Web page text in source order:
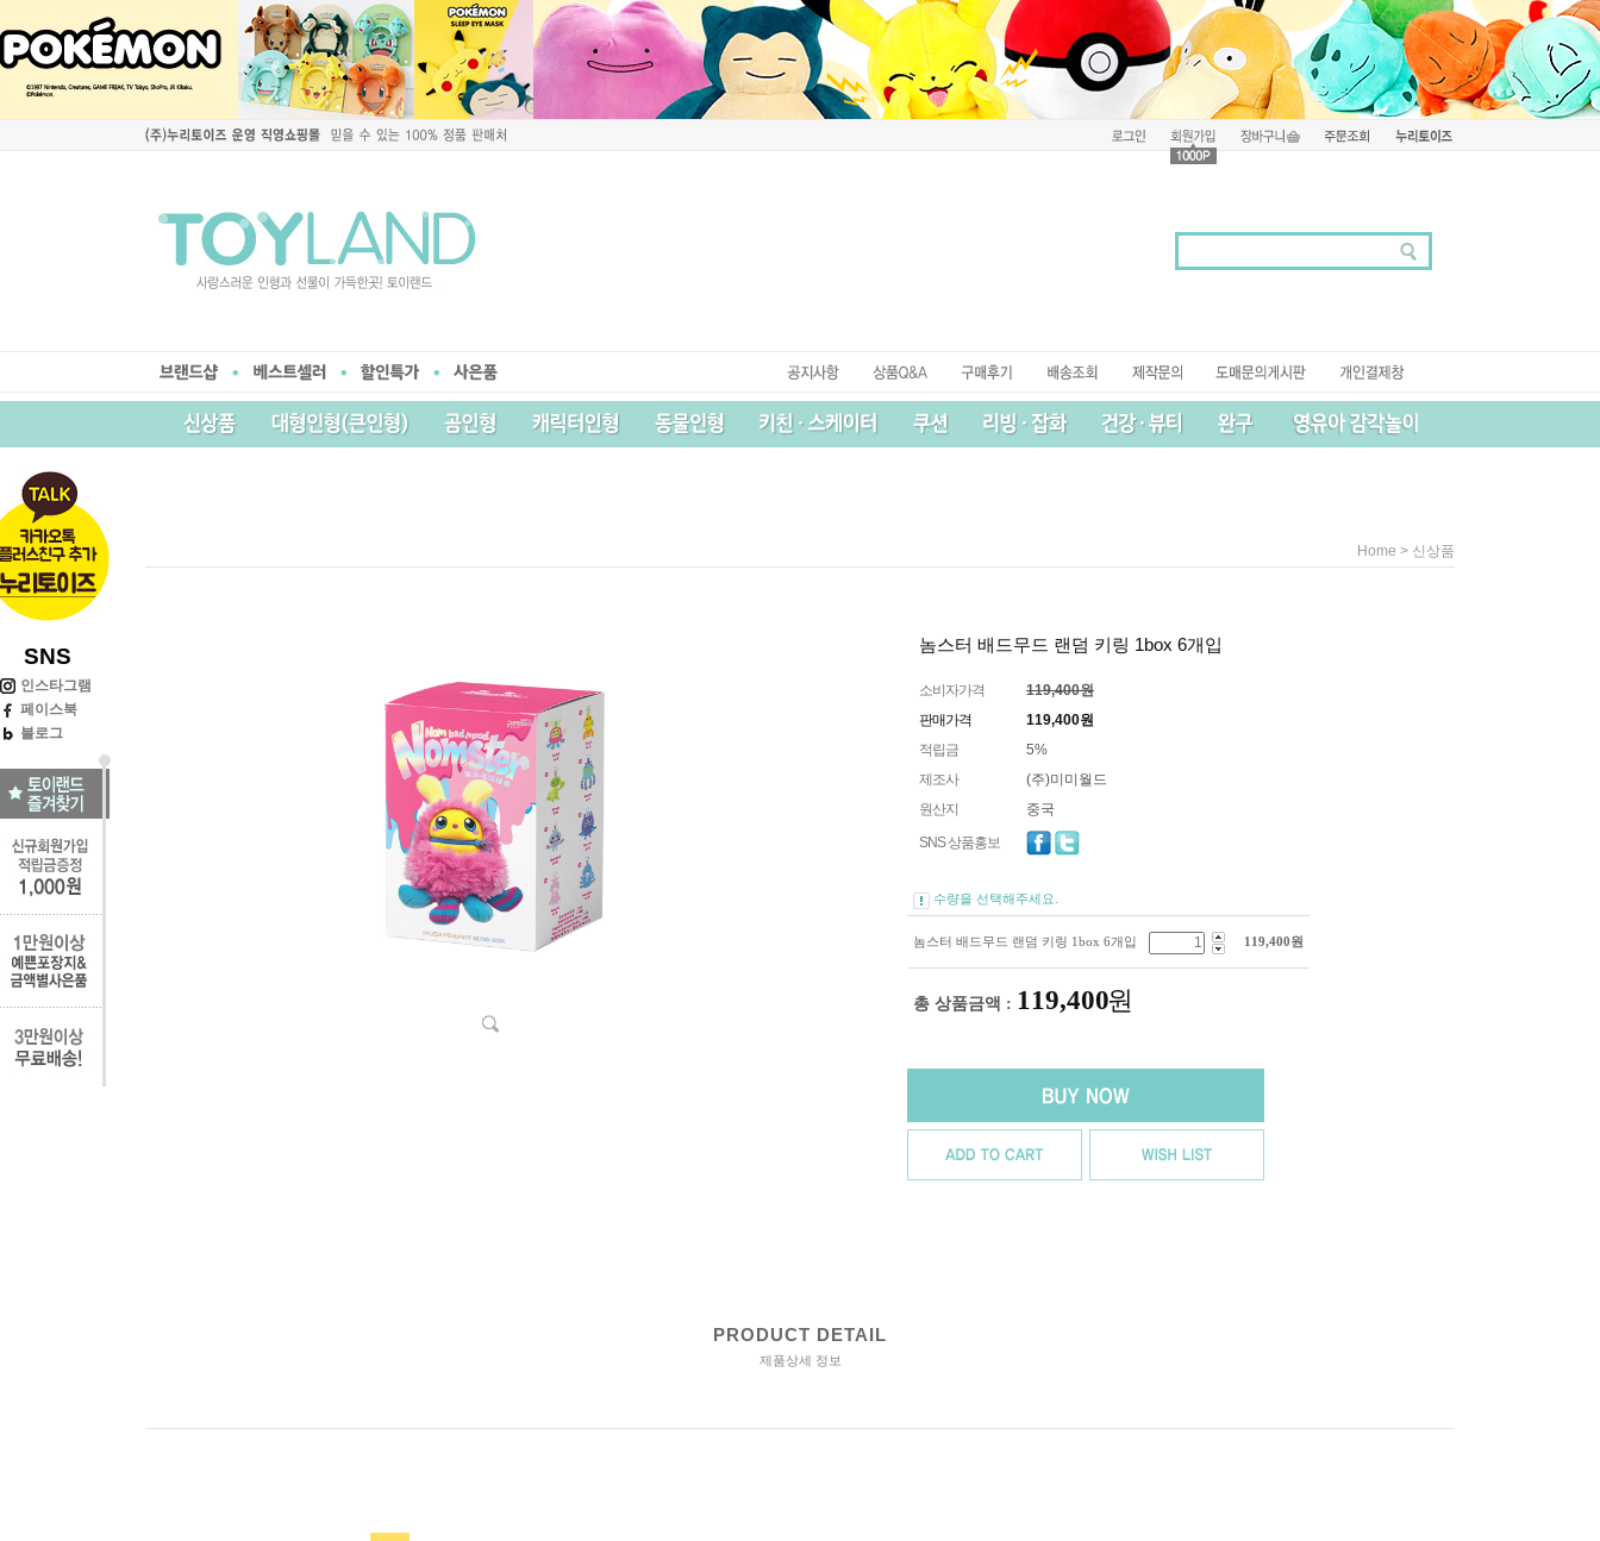
SNS
인스타그램
페이스북
블로그
Home > 신상품
놈스터 배드무드 랜덤 키링 1box 6개입
소비자가격
119,400원
판매가격
119,400원
적립금
5%
제조사
(주)미미월드
원산지
중국
SNS 상품홍보
수량을 선택해주세요.
놈스터 배드무드 랜덤 키링 1box 6개입 119,400원
총 상품금액 : 119,400원
PRODUCT DETAIL
제품상세 정보